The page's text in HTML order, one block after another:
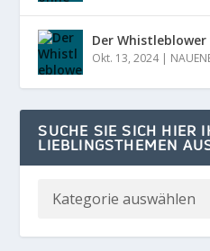
Der
Okt. 13, 2024|
SUCHE SIE SICH HIER
LIEBLINGSTHEMEN